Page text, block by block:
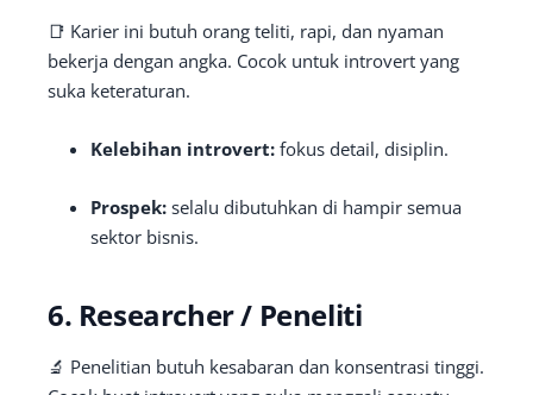
📑 Karier ini butuh orang teliti, rapi, dan nyaman
bekerja dengan angka. Cocok untuk introvert yang
suka keteraturan.
Kelebihan introvert: fokus detail, disiplin.
Prospek: selalu dibutuhkan di hampir semua
sektor bisnis.
6. Researcher / Peneliti
🔬 Penelitian butuh kesabaran dan konsentrasi tinggi.